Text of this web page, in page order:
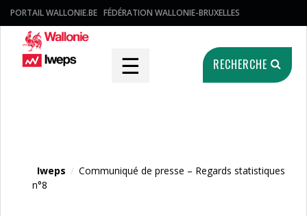
PORTAIL WALLONIE.BE FÉDÉRATION WALLONIE-BRUXELLES
☰ RECHERCHE
Iweps / Communiqué de presse – Regards statistiques
n°8